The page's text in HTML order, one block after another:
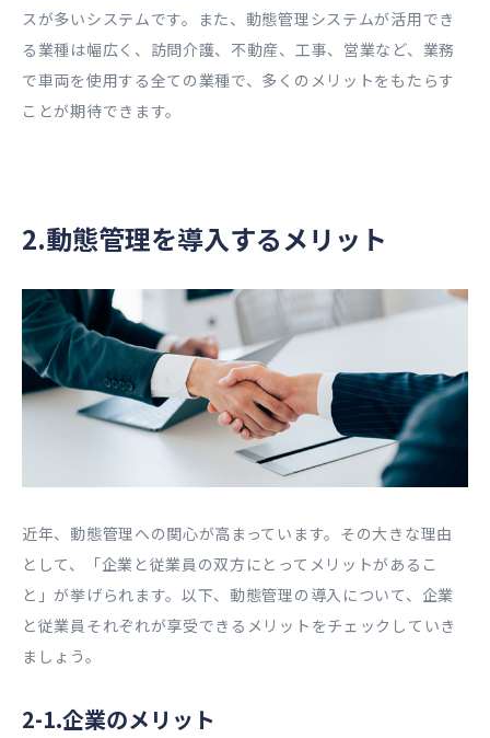
スが多いシステムです。また、動態管理システムが活用でき
る業種は幅広く、訪問介護、不動産、工事、営業など、業務
で車両を使用する全ての業種で、多くのメリットをもたらす
ことが期待できます。
2.動態管理を導入するメリット
近年、動態管理への関心が高まっています。その大きな理由
として、「企業と従業員の双方にとってメリットがあるこ
と」が挙げられます。以下、動態管理の導入について、企業
と従業員それぞれが享受できるメリットをチェックしていき
ましょう。
2-1.企業のメリット